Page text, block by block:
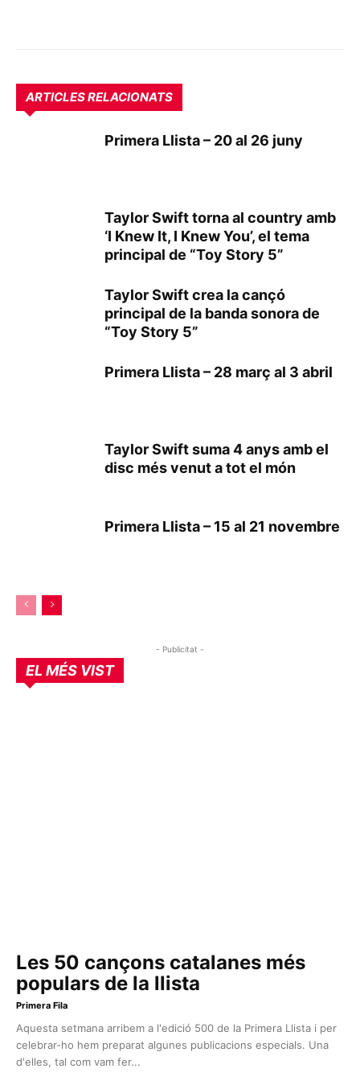
ARTICLES RELACIONATS
Primera Llista – 20 al 26 juny
Taylor Swift torna al country amb
‘I Knew It, I Knew You’, el tema
principal de “Toy Story 5”
Taylor Swift crea la cançó
principal de la banda sonora de
“Toy Story 5”
Primera Llista – 28 març al 3 abril
Taylor Swift suma 4 anys amb el
disc més venut a tot el món
Primera Llista – 15 al 21 novembre
- Publicitat -
EL MÉS VIST
Les 50 cançons catalanes més
populars de la llista
Primera Fila
Aquesta setmana arribem a l'edició 500 de la Primera Llista i per
celebrar-ho hem preparat algunes publicacions especials. Una
d'elles, tal com vam fer...